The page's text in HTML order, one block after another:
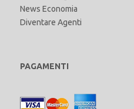
News Economia
Diventare Agenti
PAGAMENTI